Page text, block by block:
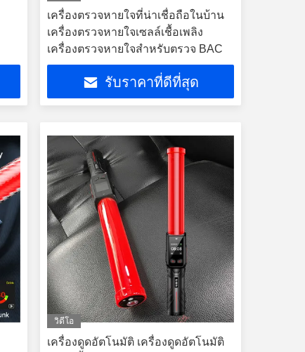
เครื่องตรวจหายใจที่น่าเชื่อถือในบ้าน
เครื่องตรวจหายใจเซลล์เชื้อเพลิง
เครื่องตรวจหายใจสําหรับตรวจ BAC
รับราคาที่ดีที่สุด
วิดีโอ
เครื่องดูดอัตโนมัติ เครื่องดูดอัตโนมัติ